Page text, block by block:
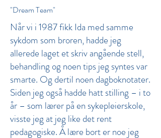
"Dream Team"
Når vi i 1987 fikk Ida med samme
sykdom som broren, hadde jeg
allerede laget et skriv angående stell,
behandling og noen tips jeg syntes var
smarte. Og dertil noen dagboknotater.
Siden jeg også hadde hatt stilling – i to
år – som lærer på en sykepleierskole,
visste jeg at jeg like det rent
pedagogiske. Å lære bort er noe jeg